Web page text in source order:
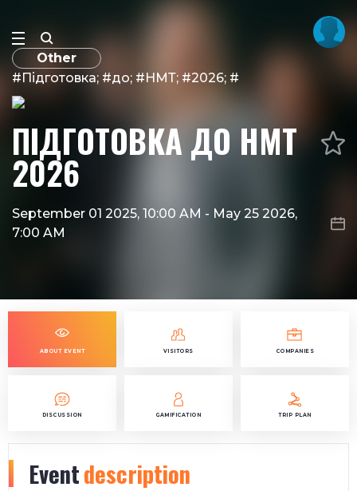
Other
#Підготовка; #до; #НМТ; #2026; #
ПІДГОТОВКА ДО НМТ
2026
September 01 2025, 10:00 AM - May 25 2026,
7:00 AM
ABOUT EVENT VISITORS COMPANIES
DISCUSSION GAMIFICATION TRIP PLAN
Eventdescription